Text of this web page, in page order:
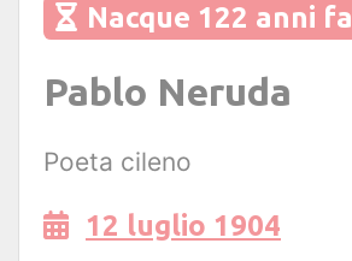
Nacque 122 anni fa
Pablo Neruda
Poeta cileno
12 luglio 1904